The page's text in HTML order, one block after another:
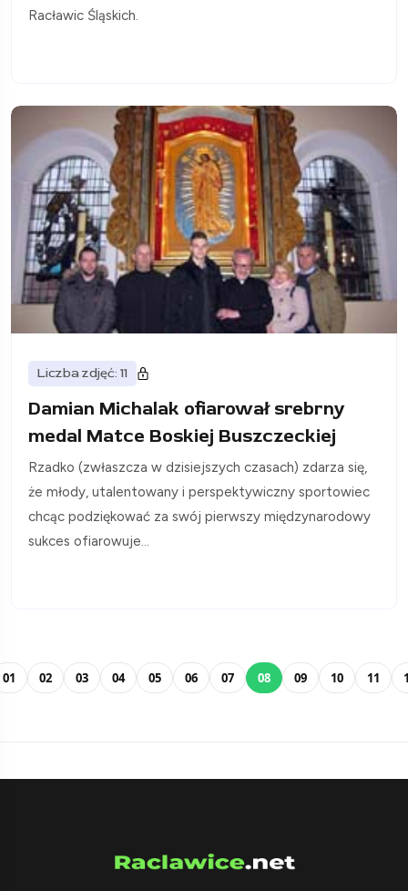
Racławic Śląskich.
Liczba zdjęć: 11
Damian Michalak ofiarował srebrny
medal Matce Boskiej Buszczeckiej
Rzadko (zwłaszcza w dzisiejszych czasach) zdarza się,
że młody, utalentowany i perspektywiczny sportowiec
chcąc podziękować za swój pierwszy międzynarodowy
sukces ofiarowuje...
01 02 03 04 05 06 07 08 09 10 11